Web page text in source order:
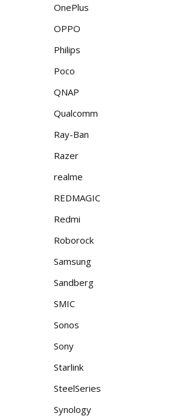
OnePlus
OPPO
Philips
Poco
QNAP
Qualcomm
Ray-Ban
Razer
realme
REDMAGIC
Redmi
Roborock
Samsung
Sandberg
SMIC
Sonos
Sony
Starlink
SteelSeries
Synology